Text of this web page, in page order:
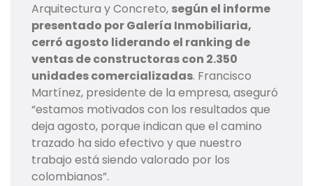
Arquitectura y Concreto, según el informe
presentado por Galería Inmobiliaria,
cerró agosto liderando el ranking de
ventas de constructoras con 2.350
unidades comercializadas. Francisco
Martínez, presidente de la empresa, aseguró
“estamos motivados con los resultados que
deja agosto, porque indican que el camino
trazado ha sido efectivo y que nuestro
trabajo está siendo valorado por los
colombianos”.